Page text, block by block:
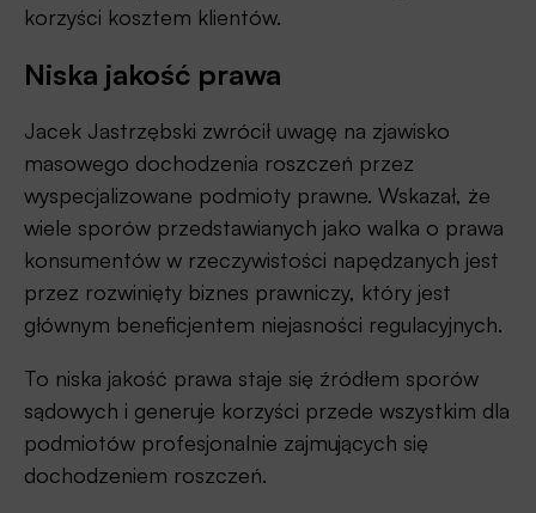
korzyści kosztem klientów.
Niska jakość prawa
Jacek Jastrzębski zwrócił uwagę na zjawisko
masowego dochodzenia roszczeń przez
wyspecjalizowane podmioty prawne. Wskazał, że
wiele sporów przedstawianych jako walka o prawa
konsumentów w rzeczywistości napędzanych jest
przez rozwinięty biznes prawniczy, który jest
głównym beneficjentem niejasności regulacyjnych.
To niska jakość prawa staje się źródłem sporów
sądowych i generuje korzyści przede wszystkim dla
podmiotów profesjonalnie zajmujących się
dochodzeniem roszczeń.